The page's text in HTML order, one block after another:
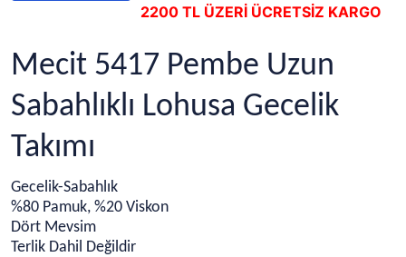
2200 TL ÜZERİ ÜCRETSİZ KARGO
Mecit 5417 Pembe Uzun
Sabahlıklı Lohusa Gecelik
Takımı
Gecelik-Sabahlık
%80 Pamuk, %20 Viskon
Dört Mevsim
Terlik Dahil Değildir